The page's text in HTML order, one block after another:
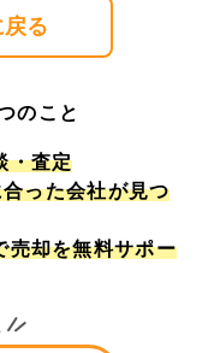
る
のこと
・査定
った会社が見つ
売却を無料サポー